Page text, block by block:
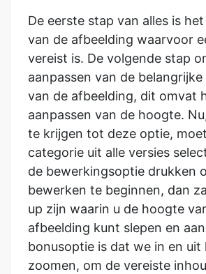
De eerste stap van alles is
van de afbeelding waarvoor
vereist is. De volgende stap
aanpassen van de
van de afbeelding, dit omvat
aanpassen van de hoogte.
te krijgen tot deze optie,
categorie uit alle versies
de bewerkingsoptie drukken
bewerken te beginnen, dan
up zijn waarin u de hoogte
afbeelding kunt slepen en
bonusoptie is dat we in en uit
zoomen, om de vereiste